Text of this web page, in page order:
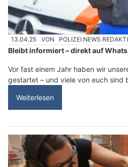
13.04.25 VON POLIZEI.NEWS
Bleibt informiert – direkt auf
Vor fast einem Jahr haben wir
gestartet – und viele von euch sind
Weiterlesen